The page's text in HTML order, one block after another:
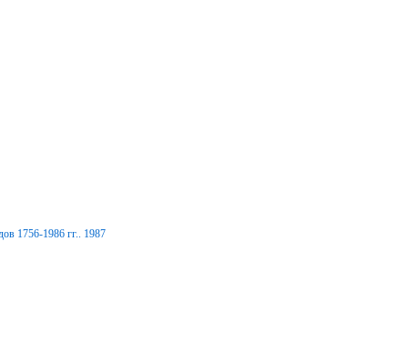
1756-1986 гг.. 1987